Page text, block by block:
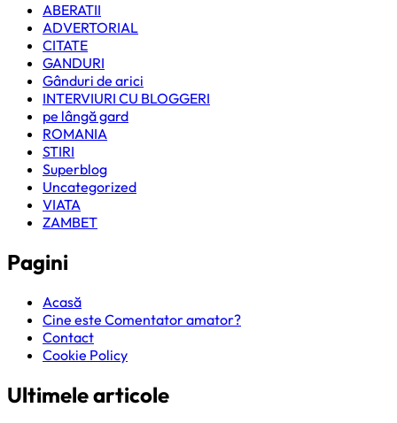
ABERATII
ADVERTORIAL
CITATE
GANDURI
Gânduri de arici
INTERVIURI CU BLOGGERI
pe lângă gard
ROMANIA
STIRI
Superblog
Uncategorized
VIATA
ZAMBET
Pagini
Acasă
Cine este Comentator amator?
Contact
Cookie Policy
Ultimele articole